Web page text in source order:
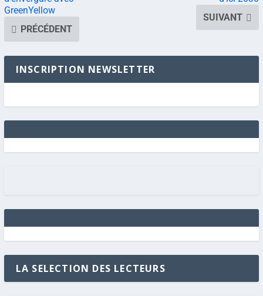
GreenYellow
PRÉCÉDENT
SUIVANT
INSCRIPTION NEWSLETTER
LA SELECTION DES LECTEURS